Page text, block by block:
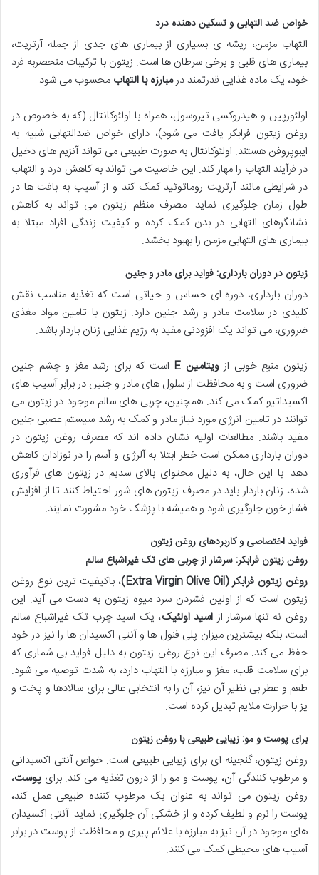
خواص ضد التهابی و تسکین دهنده درد
التهاب مزمن، ریشه ی بسیاری از بیماری های جدی از جمله آرتریت،
بیماری های قلبی و برخی سرطان ها است. زیتون با ترکیبات منحصربه فرد
خود، یک ماده غذایی قدرتمند درمبارزه با التهاب محسوب می شود.
اولئورپین و هیدروکسی تیروسول، همراه با اولئوکانتال (که به خصوص در
روغن زیتون فرابکر یافت می شود)، دارای خواص ضدالتهابی شبیه به
ایبوپروفن هستند. اولئوکانتال به صورت طبیعی می تواند آنزیم های دخیل
در فرآیند التهاب را مهار کند. این خاصیت می تواند به کاهش درد و التهاب
در شرایطی مانند آرتریت روماتوئید کمک کند و از آسیب به بافت ها در
طول زمان جلوگیری نماید. مصرف منظم زیتون می تواند به کاهش
نشانگرهای التهابی در بدن کمک کرده و کیفیت زندگی افراد مبتلا به
بیماری های التهابی مزمن را بهبود بخشد.
زیتون در دوران بارداری: فواید برای مادر و جنین
دوران بارداری، دوره ای حساس و حیاتی است که تغذیه مناسب نقش
کلیدی در سلامت مادر و رشد جنین دارد. زیتون با تامین مواد مغذی
ضروری، می تواند یک افزودنی مفید به رژیم غذایی زنان باردار باشد.
زیتون منبع خوبی ازویتامین E
است که برای رشد مغز و چشم جنین
ضروری است و به محافظت از سلول های مادر و جنین در برابر آسیب های
اکسیداتیو کمک می کند. همچنین، چربی های سالم موجود در زیتون می
توانند در تامین انرژی مورد نیاز مادر و کمک به رشد سیستم عصبی جنین
مفید باشند. مطالعات اولیه نشان داده اند که مصرف روغن زیتون در
دوران بارداری ممکن است خطر ابتلا به آلرژی و آسم را در نوزادان کاهش
دهد. با این حال، به دلیل محتوای بالای سدیم در زیتون های فرآوری
شده، زنان باردار باید در مصرف زیتون های شور احتیاط کنند تا از افزایش
فشار خون جلوگیری شود و همیشه با پزشک خود مشورت نمایند.
فواید اختصاصی و کاربردهای روغن زیتون
روغن زیتون فرابکر: سرشار از چربی های تک غیراشباع سالم
روغن زیتون فرابکر (Extra Virgin Olive Oil)
، باکیفیت ترین نوع روغن
زیتون است که از اولین فشردن سرد میوه زیتون به دست می آید. این
روغن نه تنها سرشار از اسید اولئیک، یک اسید چرب تک غیراشباع سالم
است، بلکه بیشترین میزان پلی فنول ها و آنتی اکسیدان ها را نیز در خود
حفظ می کند. مصرف این نوع روغن زیتون به دلیل فواید بی شماری که
برای سلامت قلب، مغز و مبارزه با التهاب دارد، به شدت توصیه می شود.
طعم و عطر بی نظیر آن نیز، آن را به انتخابی عالی برای سالادها و پخت و
پز با حرارت ملایم تبدیل کرده است.
برای پوست و مو: زیبایی طبیعی با روغن زیتون
روغن زیتون، گنجینه ای برای زیبایی طبیعی است. خواص آنتی اکسیدانی
و مرطوب کنندگی آن، پوست و مو را از درون تغذیه می کند. برای پوست،
روغن زیتون می تواند به عنوان یک مرطوب کننده طبیعی عمل کند،
پوست را نرم و لطیف کرده و از خشکی آن جلوگیری نماید. آنتی اکسیدان
های موجود در آن نیز به مبارزه با علائم پیری و محافظت از پوست در برابر
آسیب های محیطی کمک می کنند.